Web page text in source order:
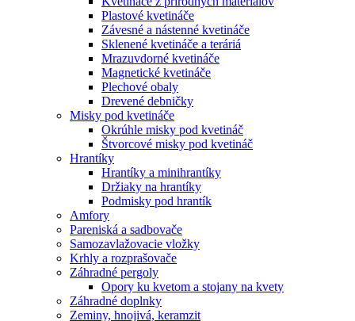
Plastové kvetináče
Závesné a nástenné kvetináče
Sklenené kvetináče a teráriá
Mrazuvdorné kvetináče
Magnetické kvetináče
Plechové obaly
Drevené debničky
Misky pod kvetináče
Okrúhle misky pod kvetináč
Štvorcové misky pod kvetináč
Hrantíky
Hrantíky a minihrantíky
Držiaky na hrantíky
Podmisky pod hrantík
Amfory
Pareniská a sadbovače
Samozavlažovacie vložky
Krhly a rozprašovače
Záhradné pergoly
Opory ku kvetom a stojany na kvety
Záhradné doplnky
Zeminy, hnojivá, keramzit